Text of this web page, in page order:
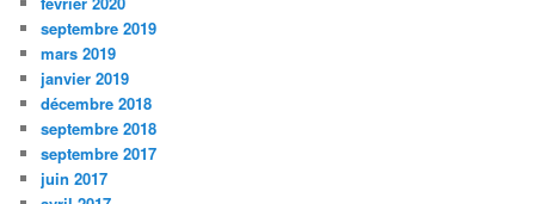
septembre 2019
mars 2019
janvier 2019
décembre 2018
septembre 2018
septembre 2017
juin 2017